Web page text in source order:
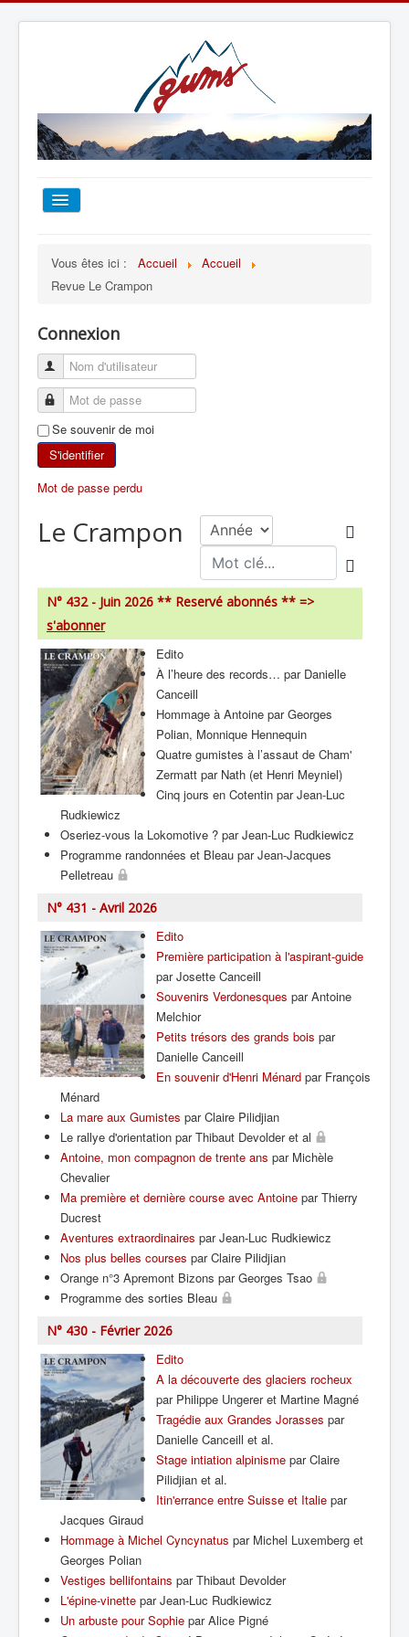
TOUT SUR LE GUMS
ESCALADE
ALPINISME
SKI DE RANDONNÉE
RANDONNÉE SPORTIVE
Vous êtes ici : Accueil
Accueil
Revue Le Crampon
Connexion
Se souvenir de moi
S'identifier
Mot de passe perdu
Le Crampon
N° 432 - Juin 2026 ** Reservé abonnés ** =>
s'abonner
Edito
À l’heure des records… par Danielle
Canceill
Hommage à Antoine par Georges
Polian, Monnique Hennequin
Quatre gumistes à l’assaut de Cham'
Zermatt par Nath (et Henri Meyniel)
Cinq jours en Cotentin par Jean-Luc
Rudkiewicz
Oseriez-vous la Lokomotive ? par Jean-Luc Rudkiewicz
Programme randonnées et Bleau par Jean-Jacques
Pelletreau
N° 431 - Avril 2026
Edito
Première participation à l'aspirant-guide
par Josette Canceill
Souvenirs Verdonesques par Antoine
Melchior
Petits trésors des grands bois par
Danielle Canceill
En souvenir d'Henri Ménard par François
Ménard
La mare aux Gumistes par Claire Pilidjian
Le rallye d'orientation par Thibaut Devolder et al
Antoine, mon compagnon de trente ans par Michèle
Chevalier
Ma première et dernière course avec Antoine par Thierry
Ducrest
Aventures extraordinaires par Jean-Luc Rudkiewicz
Nos plus belles courses par Claire Pilidjian
Orange n°3 Apremont Bizons par Georges Tsao
Programme des sorties Bleau
N° 430 - Février 2026
Edito
A la découverte des glaciers rocheux
par Philippe Ungerer et Martine Magné
Tragédie aux Grandes Jorasses par
Danielle Canceill et al.
Stage intiation alpinisme par Claire
Pilidjian et al.
Itin'errance entre Suisse et Italie par
Jacques Giraud
Hommage à Michel Cyncynatus par Michel Luxemberg et
Georges Polian
Vestiges bellifontains par Thibaut Devolder
L'épine-vinette par Jean-Luc Rudkiewicz
Un arbuste pour Sophie par Alice Pigné